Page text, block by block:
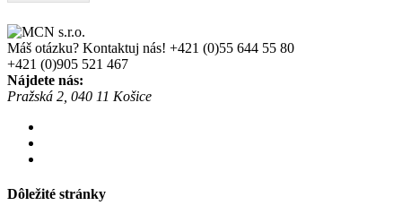
Máš otázku? Kontaktuj nás! +421 (0)55 644 55 80
+421 (0)905 521 467
Nájdete nás:
Pražská 2, 040 11 Košice
Dôležité stránky